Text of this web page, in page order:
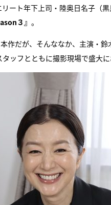
ート年下上司・陸奥日名子（
３』 。
作だが、そんななか、主演・
ッフとともに撮影現場で盛大に